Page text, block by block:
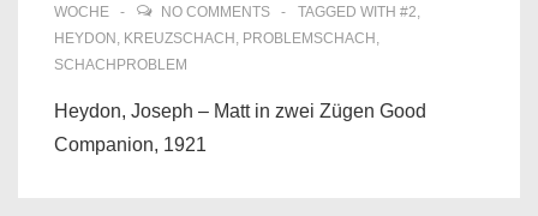
WOCHE
NO COMMENTS TAGGED WITH #2,
HEYDON , KREUZSCHACH , PROBLEMSCHACH ,
SCHACHPROBLEM
Heydon, Joseph – Matt in zwei Zügen Good
Companion, 1921